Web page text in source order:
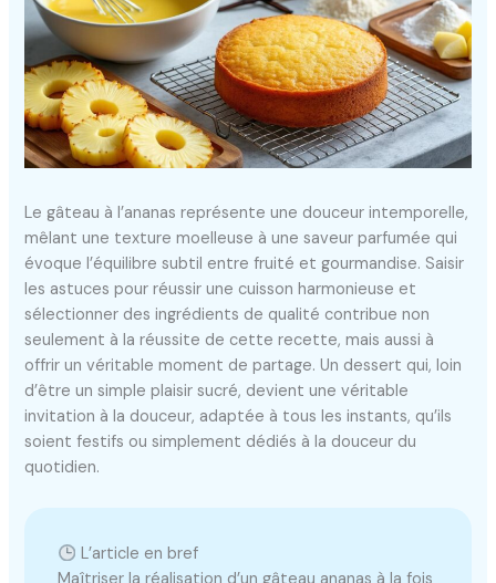
Le gâteau à l’ananas représente une douceur intemporelle,
mêlant une texture moelleuse à une saveur parfumée qui
évoque l’équilibre subtil entre fruité et gourmandise. Saisir
les astuces pour réussir une cuisson harmonieuse et
sélectionner des ingrédients de qualité contribue non
seulement à la réussite de cette recette, mais aussi à
offrir un véritable moment de partage. Un dessert qui, loin
d’être un simple plaisir sucré, devient une véritable
invitation à la douceur, adaptée à tous les instants, qu’ils
soient festifs ou simplement dédiés à la douceur du
quotidien.
L’article en bref